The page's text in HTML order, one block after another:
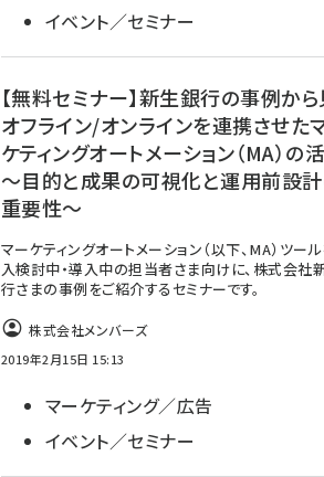
イベント／セミナー
【無料セミナー】新生銀行の事例か
オフライン/オンラインを連携させた
ケティングオートメーション（MA）の
～目的と成果の可視化と運用前設
重要性～
マーケティングオートメーション（以下、MA）ツー
入検討中・導入中の担当者さま向けに、株式会社
行さまの事例をご紹介するセミナーです。
株式会社メンバーズ
2019年2月15日 15:13
マーケティング／広告
イベント／セミナー